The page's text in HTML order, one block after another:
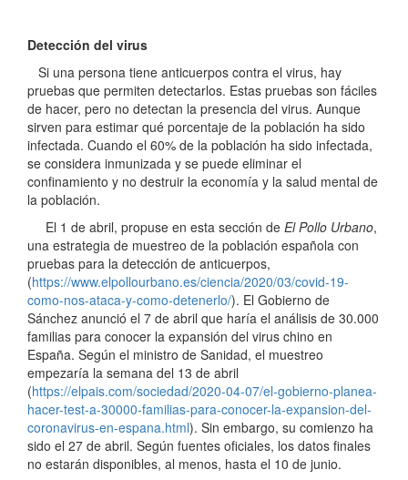
Detección del virus
Si una persona tiene anticuerpos contra el virus, hay
pruebas que permiten detectarlos. Estas pruebas son fáciles
de hacer, pero no detectan la presencia del virus. Aunque
sirven para estimar qué porcentaje de la población ha sido
infectada. Cuando el 60% de la población ha sido infectada,
se considera inmunizada y se puede eliminar el
confinamiento y no destruir la economía y la salud mental de
la población.
El 1 de abril, propuse en esta sección de El Pollo Urbano,
una estrategia de muestreo de la población española con
pruebas para la detección de anticuerpos,
(https://www.elpollourbano.es/ciencia/2020/03/covid-19-
como-nos-ataca-y-como-detenerlo/). El Gobierno de
Sánchez anunció el 7 de abril que haría el análisis de 30.000
familias para conocer la expansión del virus chino en
España. Según el ministro de Sanidad, el muestreo
empezaría la semana del 13 de abril
(https://elpais.com/sociedad/2020-04-07/el-gobierno-planea-
hacer-test-a-30000-familias-para-conocer-la-expansion-del-
coronavirus-en-espana.html). Sin embargo, su comienzo ha
sido el 27 de abril. Según fuentes oficiales, los datos finales
no estarán disponibles, al menos, hasta el 10 de junio.